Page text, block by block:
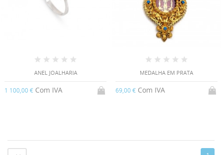
ANEL JOALHARIA
1 100,00 € Com IVA
MEDALHA EM PRATA
69,00 € Com IVA